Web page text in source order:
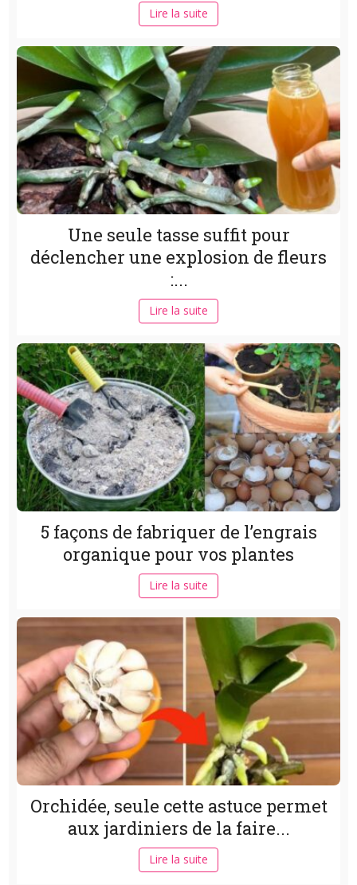
Lire la suite
Une seule tasse suffit pour
déclencher une explosion de fleurs
:...
Lire la suite
5 façons de fabriquer de l’engrais
organique pour vos plantes
Lire la suite
Orchidée, seule cette astuce permet
aux jardiniers de la faire...
Lire la suite